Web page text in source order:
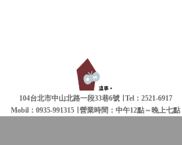
104台北市中山北路一段33巷6號 ∣ Tel：2521-6917
Mobil：0935-991315 ∣
營業時間：中午12點～晚上七點